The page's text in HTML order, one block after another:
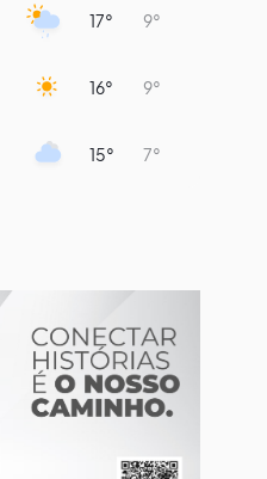
17° 9°
16° 9°
15° 7°
14° 12°
19° 14°
19° 14°